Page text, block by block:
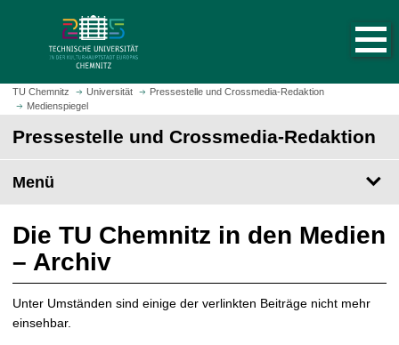
m
H
t
s
i
e
a
u
f
r
u
f
e
TU Chemnitz Universität
Pressestelle und Crossmedia-Redaktion
Medienspiegel
Pressestelle und Crossmedia-Redaktion
Menü
Die TU Chemnitz in den Medien
– Archiv
Unter Umständen sind einige der verlinkten Beiträge nicht mehr
einsehbar.